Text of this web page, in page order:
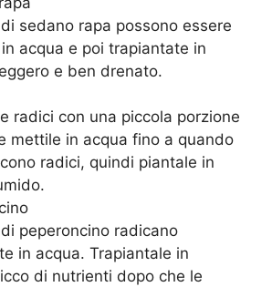
sedano rapa possono essere
acqua e poi trapiantate in
e ben drenato.
radici con una piccola porzione
mettile in acqua fino a quando
radici, quindi piantale in
peperoncino radicano
in acqua. Trapiantale in
di nutrienti dopo che le